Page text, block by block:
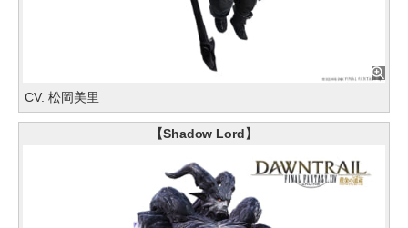
CV. 松岡美里
【Shadow Lord】